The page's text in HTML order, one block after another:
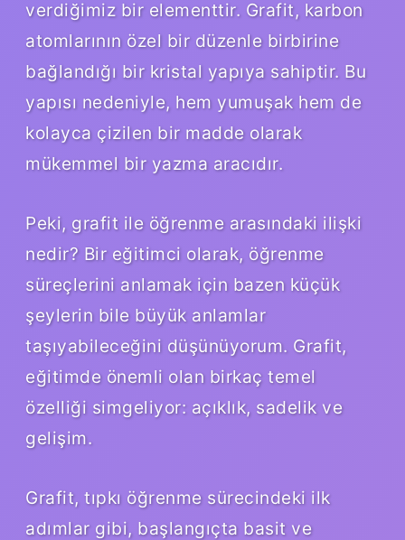
verdiğimiz bir elementtir. Grafit, karbon
atomlarının özel bir düzenle birbirine
bağlandığı bir kristal yapıya sahiptir. Bu
yapısı nedeniyle, hem yumuşak hem de
kolayca çizilen bir madde olarak
mükemmel bir yazma aracıdır.
Peki, grafit ile öğrenme arasındaki ilişki
nedir? Bir eğitimci olarak, öğrenme
süreçlerini anlamak için bazen küçük
şeylerin bile büyük anlamlar
taşıyabileceğini düşünüyorum. Grafit,
eğitimde önemli olan birkaç temel
özelliği simgeliyor: açıklık, sadelik ve
gelişim.
Grafit, tıpkı öğrenme sürecindeki ilk
adımlar gibi, başlangıçta basit ve